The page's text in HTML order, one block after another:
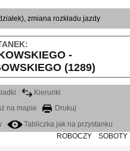
zmiana rozkładu jazdy
-
(1289)
Kierunki
na mapie
Drukuj
Tabliczka jak na przystanku
ROBOCZY
SOBOTY